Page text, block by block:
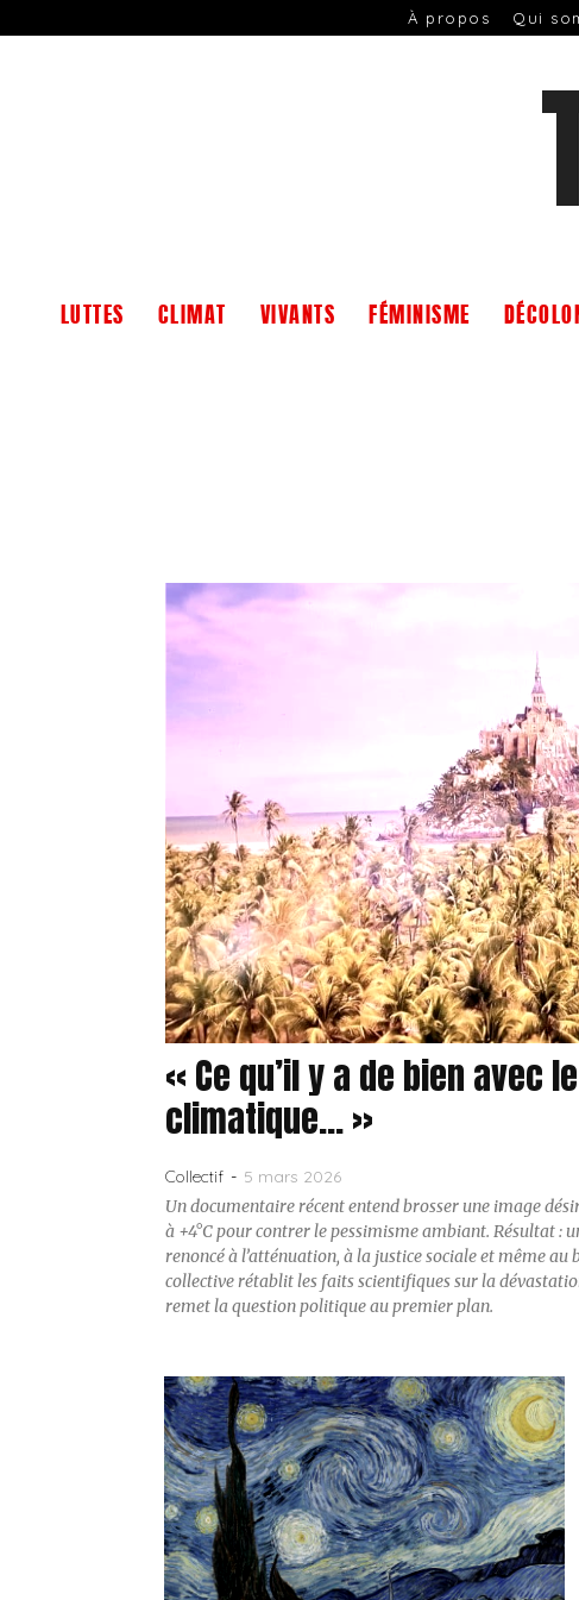
À propos Qui
LUTTES CLIMAT VIVANTS FÉMINISME
« Ce qu’il y a de bien avec
climatique… »
Collectif - 5 mars 2026
Un documentaire récent entend brosser une image
à +4°C pour contrer le pessimisme ambiant. Résultat :
renoncé à l’atténuation, à la justice sociale et même au
collective rétablit les faits scientifiques sur la
remet la question politique au premier plan.